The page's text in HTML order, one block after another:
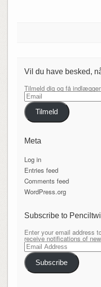
Vil du have besked,
Tilmeld dig og få
Email
Tilmeld
Meta
Log in
Entries feed
Comments feed
WordPress.org
Subscribe to
Enter your email address
receive notifications of
Email
Address
Subscribe